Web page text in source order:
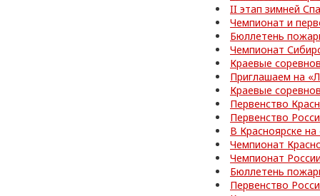
II этап зимней
Чемпионат и
Бюллетень
Чемпионат
Краевые
Приглашаем на
Краевые
Первенство
Первенство
В Красноярске
Чемпионат
Чемпионат
Бюллетень
Первенство